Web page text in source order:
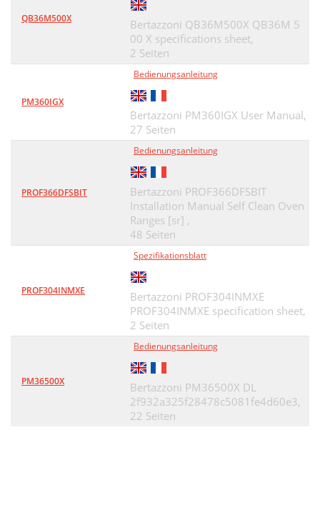
QB36M500X
Bertazzoni QB36M500X QB36M 5
00 X specifications sheet,
2 Seiten
PM360IGX
Bedienungsanleitung
Bertazzoni PM360IGX User Manual,
27 Seiten
PROF366DFSBIT
Bedienungsanleitung
Bertazzoni PROF366DFSBIT
Installation Manual Self Clean Oven
Ranges [sr] ,
48 Seiten
PROF304INMXE
Spezifikationsblatt
Bertazzoni PROF304INMXE
PROF304INMXE specification sheet,
2 Seiten
PM36500X
Bedienungsanleitung
Bertazzoni PM36500X DL
2f932a325f28478c5081fe4d60e3,
22 Seiten